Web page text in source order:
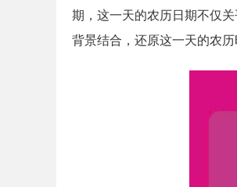
期，这一天的农历日期不仅
背景结合，还原这一天的农